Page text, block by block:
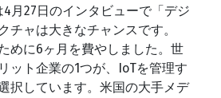
月27日のインタビューで「デジ
チャは大きなチャンスです。
めに6ヶ月を費やしました。世
ット企業の1つが、IoTを管理す
択しています。米国の大手メデ